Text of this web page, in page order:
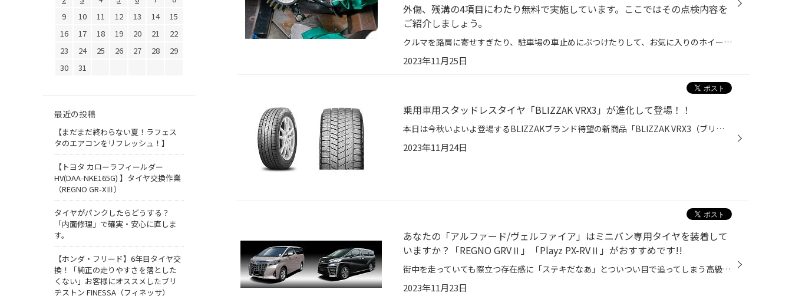
外傷、残溝の4項目にわたり無料で実施しています。ここではその点検内容を
ご紹介しましょう。
クルマを路肩に寄せすぎたり、駐車場の車止めにぶつけたりして、お気に入りのホイールを傷つけてしまったという経験は、多くの方がお持ちなのではないかと思います。とっても残念な気持ちになりますが、そんなときタイヤも気にかけていらっしゃいますか？ 一方、タイヤの“見える側”にはワックスをき...
2023年11月25日
乗用車用スタッドレスタイヤ「BLIZZAK VRX3」が進化して登場！！
本日は今秋いよいよ登場するBLIZZAKブランド待望の新商品「BLIZZAK VRX3（ブリザック ヴイアールエックススリー）」をご紹介します！ 「BLIZZAK（ブリザック）」は、ブリヂストンを代表するスタッドレスタイヤブランドです。1988年に冬道特有の凍結路面や積雪路面などでのより安心・安全なドライブ...
2023年11月24日
あなたの「アルファード/ヴェルファイア」はミニバン専用タイヤを装着して
いますか？「REGNO GRVⅡ」「Playz PX-RVⅡ」がおすすめです!!
街中を走っていても際立つ存在感に「ステキだなあ」とついつい目で追ってしまう高級ミニバンといえば、「トヨタ アルファード/ヴェルファイア」ですよね。上質感たっぷりの内外装や至れり尽くせりの装備など、トヨタのフラッグシップミニバンとしてその完成度の高さで多くの人々を魅了し続けていま...
2023年11月23日
9
10 11 12 13 14
15
16
17 18 19 20 21
22
23
24 25 26 27 28
29
30
31
最近の投稿
【まだまだ終わらない夏！ラフェス
タのエアコンをリフレッシュ！】
【トヨタ カローラフィールダー
HV(DAA-NKE165G) 】タイヤ交換作業
（REGNO GR-XⅢ）
タイヤがパンクしたらどうする？
「内面修理」で確実・安心に直しま
す。
【ホンダ・フリード】6年目タイヤ交
換！「純正の走りやすさを落とした
くない」お客様にオススメしたブリ
ヂストン FINESSA（フィネッサ）